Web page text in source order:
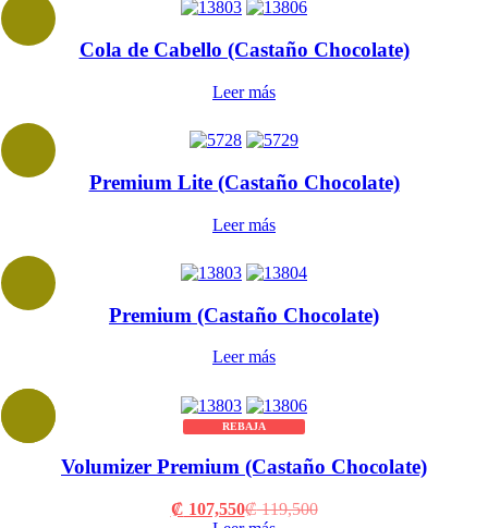
Cola de Cabello (Castaño Chocolate)
Leer más
Premium Lite (Castaño Chocolate)
Leer más
Premium (Castaño Chocolate)
Leer más
REBAJA
Volumizer Premium (Castaño Chocolate)
₡ 107,550Current
₡119,500Original